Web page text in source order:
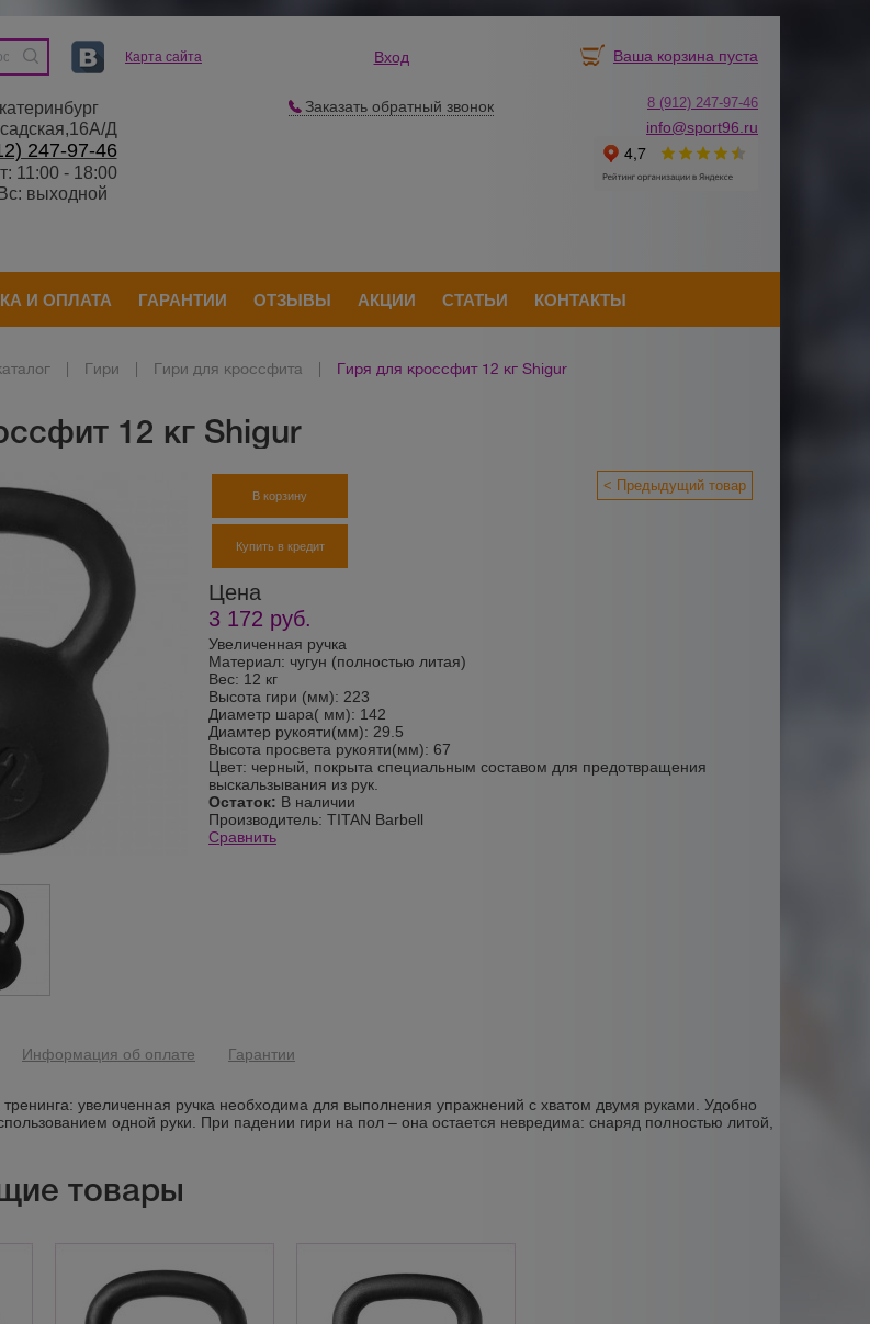
Карта сайта
Д
247-97-46
11:00 - 18:00
выходной
Вход
Заказать обратный звонок
Ваша корзина пуста
8 (912) 247-97-46
info@sport96.ru
И ОПЛАТА ГАРАНТИИ ОТЗЫВЫ АКЦИИ СТАТЬИ КОНТАКТЫ
Гири Гири для кроссфита Гиря для кроссфит 12 кг Shigur
12 кг Shigur
< Предыдущий товар
Увеличенная ручка
Материал: чугун (полностью литая)
Вес: 12 кг
Высота гири (мм): 223
Диаметр шара( мм): 142
Диамтер рукояти(мм): 29.5
Высота просвета рукояти(мм): 67
Цвет: черный, покрыта специальным составом для предотвращения
выскальзывания из рук.
Остаток: В наличии
Производитель: TITAN Barbell
Цена
3 172 руб.
В корзину
Купить в кредит
Сравнить
Информация об оплате Гарантии
увеличенная ручка необходима для выполнения упражнений с хватом двумя руками. Удобно
одной руки. При падении гири на пол – она остается невредима: снаряд полностью литой,
товары